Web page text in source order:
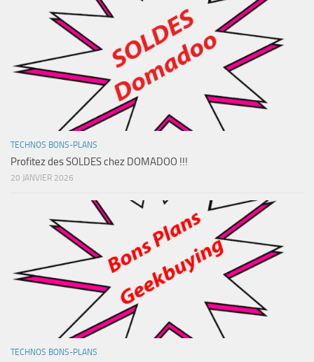
TECHNOS BONS-PLANS
Profitez des SOLDES chez DOMADOO !!!
20 JANVIER 2026
TECHNOS BONS-PLANS